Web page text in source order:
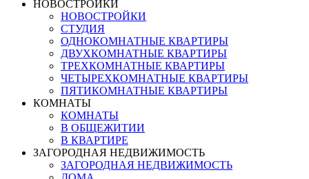
НОВОСТРОЙКИ
НОВОСТРОЙКИ
СТУДИЯ
ОДНОКОМНАТНЫЕ КВАРТИРЫ
ДВУХКОМНАТНЫЕ КВАРТИРЫ
ТРЕХКОМНАТНЫЕ КВАРТИРЫ
ЧЕТЫРЕХКОМНАТНЫЕ КВАРТИРЫ
ПЯТИКОМНАТНЫЕ КВАРТИРЫ
КОМНАТЫ
КОМНАТЫ
В ОБЩЕЖИТИИ
В КВАРТИРЕ
ЗАГОРОДНАЯ НЕДВИЖИМОСТЬ
ЗАГОРОДНАЯ НЕДВИЖИМОСТЬ